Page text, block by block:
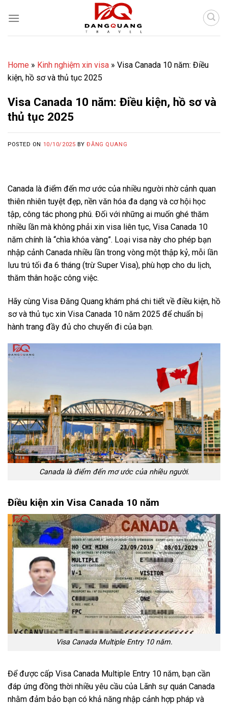
Home » Kinh nghiệm xin visa » Visa Canada 10 năm: Điều
kiện, hồ sơ và thủ tục 2025
Visa Canada 10 năm: Điều kiện, hồ sơ và
thủ tục 2025
POSTED ON 10/10/2025 BYĐĂNG QUANG
Canada là điểm đến mơ ước của nhiều người nhờ cảnh quan
thiên nhiên tuyệt đẹp, nền văn hóa đa dạng và cơ hội học
tập, công tác phong phú. Đối với những ai muốn ghé thăm
nhiều lần mà không phải xin visa liên tục, Visa Canada 10
năm chính là “chìa khóa vàng”. Loại visa này cho phép bạn
nhập cảnh Canada nhiều lần trong vòng một thập kỷ, mỗi lần
lưu trú tối đa 6 tháng (trừ Super Visa), phù hợp cho du lịch,
thăm thân hoặc công việc.
Hãy cùng Visa Đăng Quang khám phá chi tiết về điều kiện, hồ
sơ và thủ tục xin Visa Canada 10 năm 2025 để chuẩn bị
hành trang đầy đủ cho chuyến đi của bạn.
Canada là điểm đến mơ ước của nhiều người.
Điều kiện xin Visa Canada 10 năm
Visa Canada Multiple Entry 10 năm.
Để được cấp Visa Canada Multiple Entry 10 năm, bạn cần
đáp ứng đồng thời nhiều yêu cầu của Lãnh sự quán Canada
nhằm đảm bảo bạn có khả năng nhập cảnh hợp pháp và